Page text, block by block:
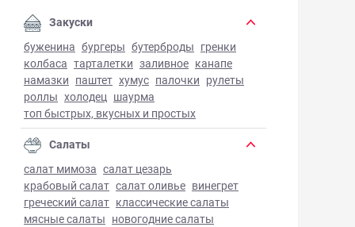
удон с курицей - фото готового блюда
Закуски
буженина бургеры бутерброды гренки
колбаса тарталетки заливное канапе
намазки паштет хумус палочки рулеты
роллы холодец шаурма
топ быстрых, вкусных и простых
Салаты
салат мимоза салат цезарь
крабовый салат салат оливье винегрет
греческий салат классические салаты
мясные салаты новогодние салаты